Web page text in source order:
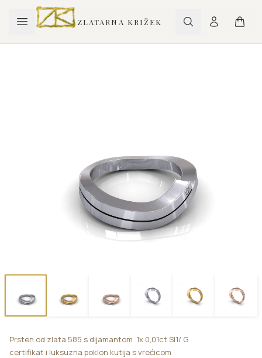
ZLATARNA KRIŽEK
Prsten od zlata 585 s dijamantom 1x 0,01ct SI1/ G
certifikat i luksuzna poklon kutija s vrećicom